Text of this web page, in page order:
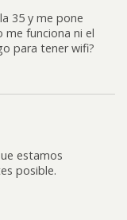
35 y me pone
funciona ni el
para tener wifi?
estamos
posible.